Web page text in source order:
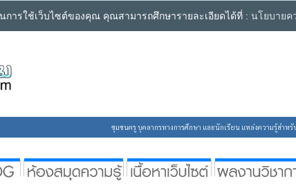
ารใช้เว็บไซต์ของคุณ คุณสามารถศึกษารายละเอียดได้ที่ : นโยบายค
ชุมชนครู บุคลากรทางการศึกษา และนักเรียน แหล่งความรู้สำห